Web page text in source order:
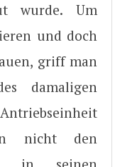
wurde. Um
und doch
griff man
damaligen
nicht den